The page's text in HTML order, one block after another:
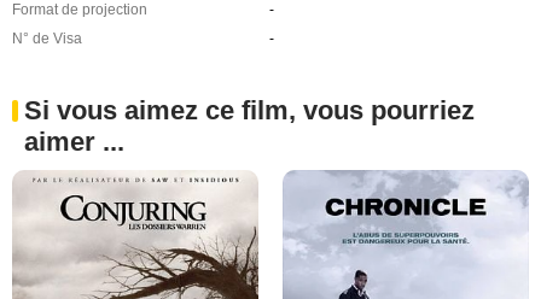
Format de projection
-
N° de Visa
-
Si vous aimez ce film, vous pourriez
aimer ...